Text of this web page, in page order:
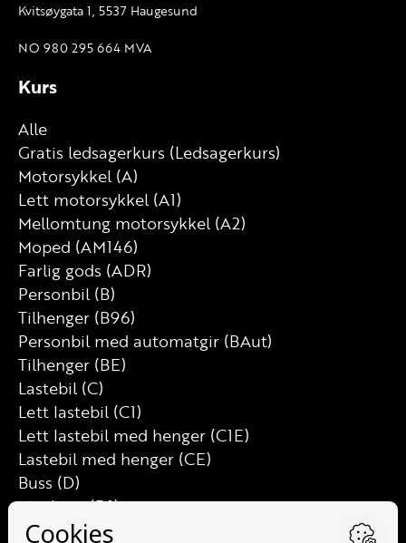
Kvitsøygata 1, 5537 Haugesund
NO 980 295 664 MVA
Kurs
Alle
Gratis ledsagerkurs (Ledsagerkurs)
Motorsykkel (A)
Lett motorsykkel (A1)
Mellomtung motorsykkel (A2)
Moped (AM146)
Farlig gods (ADR)
Personbil (B)
Tilhenger (B96)
Personbil med automatgir (BAut)
Tilhenger (BE)
Lastebil (C)
Lett lastebil (C1)
Lett lastebil med henger (C1E)
Lastebil med henger (CE)
Buss (D)
Minibuss (D1)
Minibuss med henger (D1E)